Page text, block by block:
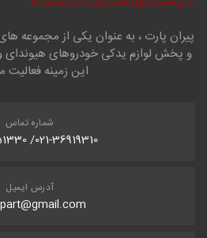
پیران پارت ، به عنوان یکی از مجموعه
این زمینه فعالیت
شماره تماس
021-36919310/ 09124751330
آدرس ایمیل